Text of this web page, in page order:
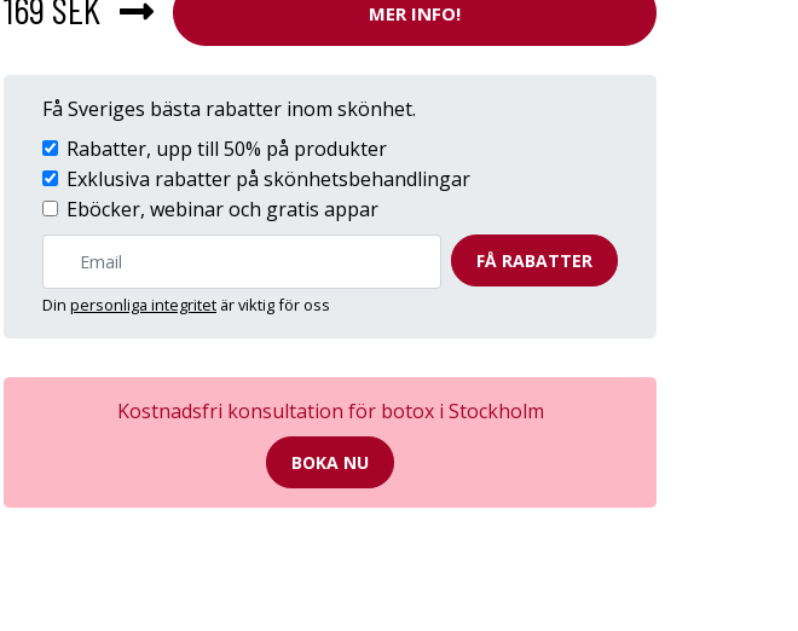
MER INFO!
Få Sveriges bästa rabatter inom skönhet.
Rabatter, upp till 50% på produkter
Exklusiva rabatter på skönhetsbehandlingar
Eböcker, webinar och gratis appar
FÅ RABATTER
Din personliga integritet är viktig för oss
Kostnadsfri konsultation för botox i Stockholm
BOKA NU